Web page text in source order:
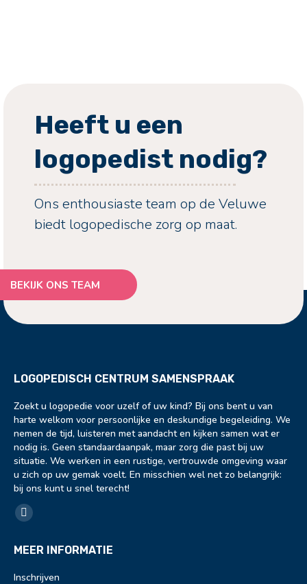
Heeft u een
logopedist nodig?
Ons enthousiaste team op de Veluwe
biedt logopedische zorg op maat.
BEKIJK ONS TEAM
LOGOPEDISCH CENTRUM SAMENSPRAAK
Zoekt u logopedie voor uzelf of uw kind? Bij ons bent u van
harte welkom voor persoonlijke en deskundige begeleiding. We
nemen de tijd, luisteren met aandacht en kijken samen wat er
nodig is. Geen standaardaanpak, maar zorg die past bij uw
situatie. We werken in een rustige, vertrouwde omgeving waar
u zich op uw gemak voelt. En misschien wel net zo belangrijk:
bij ons kunt u snel terecht!
Vind ons op:
Facebook
opens
in
MEER INFORMATIE
Inschrijven